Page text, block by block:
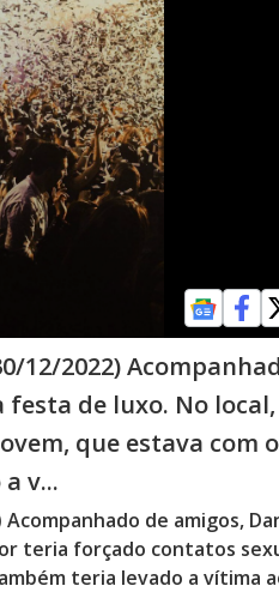
12/2022)
festa de luxo. No
que estava com
v...
de amigos,
teria forçado contatos
teria levado a vítima